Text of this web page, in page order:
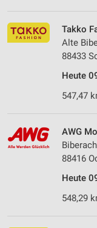
Takko
Alte
88433
Heute
547,47
AWG
88416
Heute
548,29